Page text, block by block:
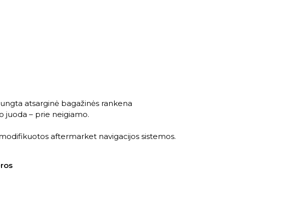
atsarginė bagažinės rankena
juoda – prie neigiamo.
aftermarket navigacijos sistemos.